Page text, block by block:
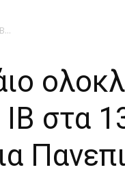
ΙΒ στα